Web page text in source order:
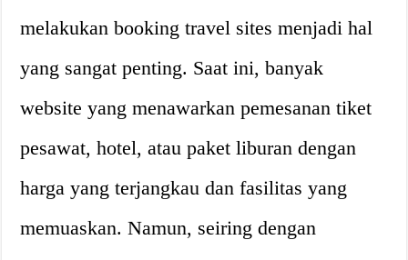
melakukan booking travel sites menjadi hal
yang sangat penting. Saat ini, banyak
website yang menawarkan pemesanan tiket
pesawat, hotel, atau paket liburan dengan
harga yang terjangkau dan fasilitas yang
memuaskan. Namun, seiring dengan